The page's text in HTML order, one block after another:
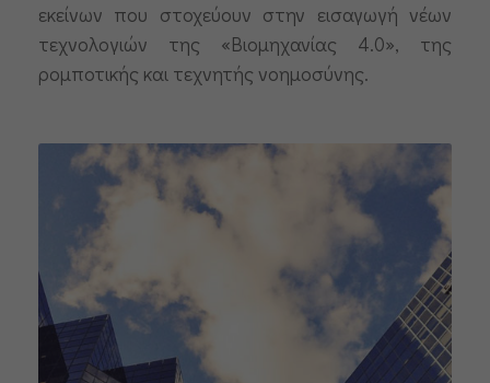
εκείνων που στοχεύουν στην εισαγωγή νέων
τεχνολογιών της «Βιομηχανίας 4.0», της
ρομποτικής και τεχνητής νοημοσύνης.